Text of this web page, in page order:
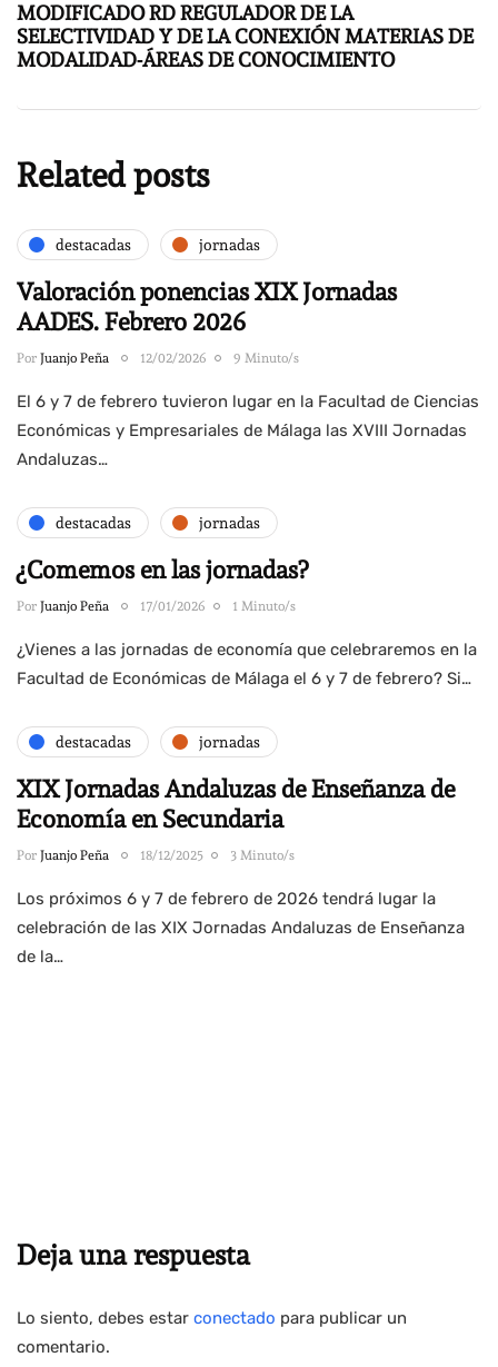
MODIFICADO RD REGULADOR DE LA
SELECTIVIDAD Y DE LA CONEXIÓN MATERIAS DE
MODALIDAD-ÁREAS DE CONOCIMIENTO
Related posts
destacadas jornadas
Valoración ponencias XIX Jornadas
AADES. Febrero 2026
Por Juanjo Peña 12/02/2026 9 Minuto/s
El 6 y 7 de febrero tuvieron lugar en la Facultad de Ciencias
Económicas y Empresariales de Málaga las XVIII Jornadas
Andaluzas…
destacadas jornadas
¿Comemos en las jornadas?
Por Juanjo Peña 17/01/2026 1 Minuto/s
¿Vienes a las jornadas de economía que celebraremos en la
Facultad de Económicas de Málaga el 6 y 7 de febrero? Si…
destacadas jornadas
XIX Jornadas Andaluzas de Enseñanza de
Economía en Secundaria
Por Juanjo Peña 18/12/2025 3 Minuto/s
Los próximos 6 y 7 de febrero de 2026 tendrá lugar la
celebración de las XIX Jornadas Andaluzas de Enseñanza
de la…
Deja una respuesta
Lo siento, debes estar conectado para publicar un
comentario.